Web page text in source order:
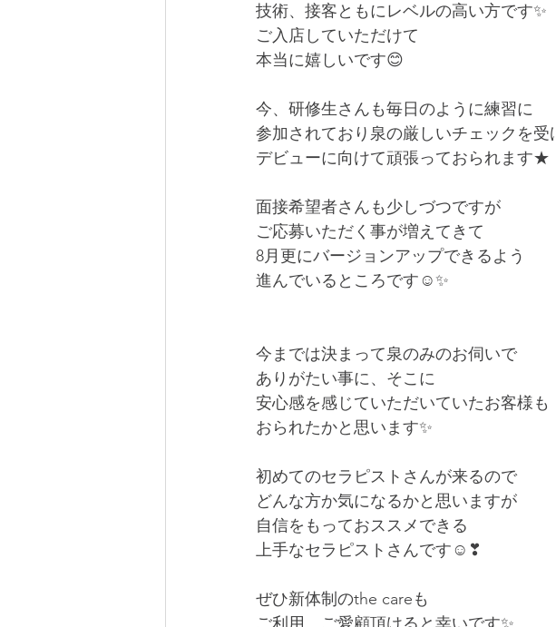
技術、接客ともにレベルの高い方です✨
ご入店していただけて
本当に嬉しいです😊
今、研修生さんも毎日のように練習に
参加されており泉の厳しいチェックを受
デビューに向けて頑張っておられます★
面接希望者さんも少しづつですが
ご応募いただく事が増えてきて
8月更にバージョンアップできるよう
進んでいるところです☺✨
今までは決まって泉のみのお伺いで
ありがたい事に、そこに
安心感を感じていただいていたお客様も
おられたかと思います✨
初めてのセラピストさんが来るので
どんな方か気になるかと思いますが
自信をもっておススメできる
上手なセラピストさんです☺❣
ぜひ新体制のthe careも